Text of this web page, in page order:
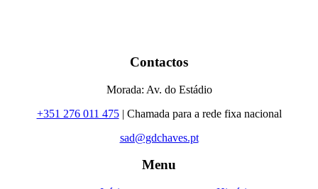
Contactos
Morada: Av. do Estádio
+351 276 011 475| Chamada para a rede fixa nacional
sad@gdchaves.pt
Menu